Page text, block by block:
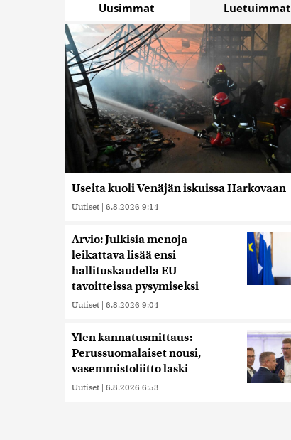
Uusimmat Luetuimmat
Useita kuoli Venäjän iskuissa Harkovaan
Uutiset | 6.8.2026 9:14
Arvio: Julkisia menoja
leikattava lisää ensi
hallituskaudella EU-
tavoitteissa pysymiseksi
Uutiset | 6.8.2026 9:04
Ylen kannatusmittaus:
Perussuomalaiset nousi,
vasemmistoliitto laski
Uutiset | 6.8.2026 6:53